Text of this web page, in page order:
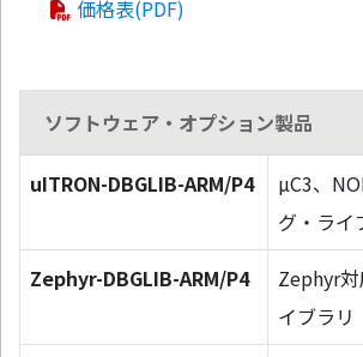
価格表(PDF)
ソフトウェア・オプション製品
uITRON-DBGLIB-ARM/P4
µC3、
グ・ライ
Zephyr-DBGLIB-ARM/P4
Zephyr
イブラリ